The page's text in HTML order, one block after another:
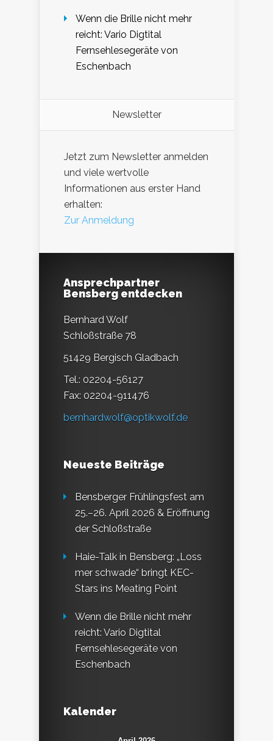
Wenn die Brille nicht mehr
reicht: Vario Digtital
Fernsehlesegeräte von
Eschenbach
Newsletter
Jetzt zum Newsletter anmelden
und viele wertvolle
Informationen aus erster Hand
erhalten:
Zur Anmeldung
Ansprechpartner
Bensberg entdecken
Bernhard Wolf
Schloßstraße 78
51429 Bergisch Gladbach
Tel.: 02204-56127
Fax: 02204-911476
bernhardwolf@optikwolf.de
Neueste Beiträge
Bensberger Frühlingsfest am
25.–26. April 2026 & Eröffnung
der Schloßstraße
Haie-Talk in Bensberg: „Loss
mer schwade“ bringt KEC-
Stars ins Meating Point
Wenn die Brille nicht mehr
reicht: Vario Digtital
Fernsehlesegeräte von
Eschenbach
Kalender